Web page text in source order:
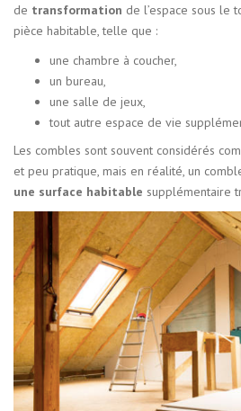
de transformation de l’espace sous le
pièce habitable, telle que :
une chambre à coucher,
un bureau,
une salle de jeux,
tout autre espace de vie
Les combles sont souvent considérés
et peu pratique, mais en réalité, un
une surface habitable supplémentaire